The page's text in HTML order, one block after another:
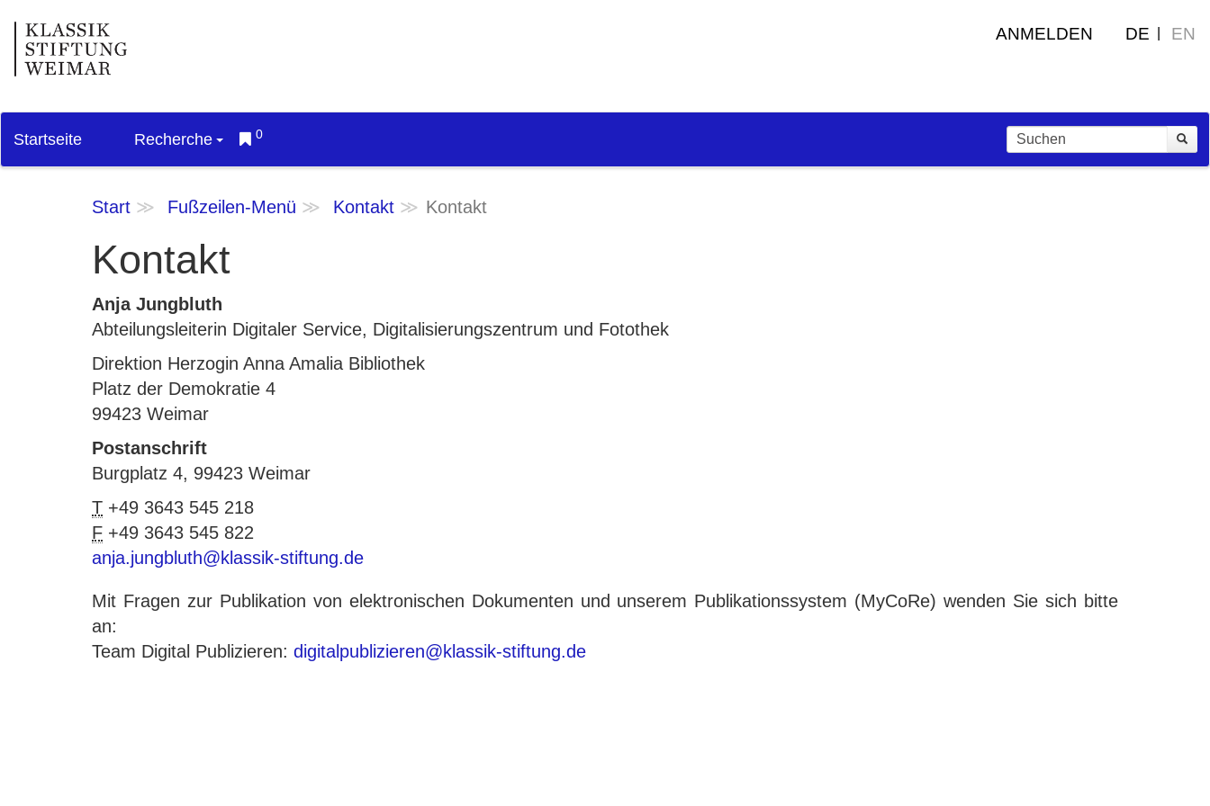
ANMELDEN DE EN
Startseite Recherche 0
Start Fußzeilen-Menü Kontakt Kontakt
Kontakt
Anja Jungbluth
Abteilungsleiterin Digitaler Service, Digitalisierungszentrum und Fotothek
Direktion Herzogin Anna Amalia Bibliothek
Platz der Demokratie 4
99423 Weimar
Postanschrift
Burgplatz 4, 99423 Weimar
T +49 3643 545 218
F +49 3643 545 822
anja.jungbluth@klassik-stiftung.de
Mit Fragen zur Publikation von elektronischen Dokumenten und unserem Publikationssystem (MyCoRe) wenden Sie sich bitte
an:
Team Digital Publizieren: digitalpublizieren@klassik-stiftung.de